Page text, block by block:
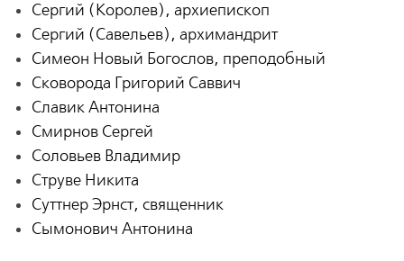
Сергий (Королев), архиепископ
Сергий (Савельев), архимандрит
Симеон Новый Богослов, преподобный
Сковорода Григорий Саввич
Славик Антонина
Смирнов Сергей
Соловьев Владимир
Струве Никита
Суттнер Эрнст, священник
Сымонович Антонина